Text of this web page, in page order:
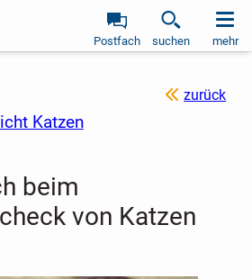
Postfach suchen mehr
zurück
Katzen
beim
von Katzen